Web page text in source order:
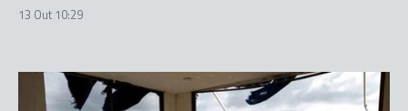
13 Out 10:29